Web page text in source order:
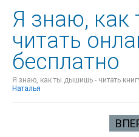
Я знаю,
читать
бесплатно
Я знаю, как ты дышишь - читать
Наталья